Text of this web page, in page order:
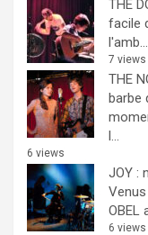
THE
facile
l'amb...
7 views
THE
barbe
l...
6 views
JOY :
OBEL
6 views